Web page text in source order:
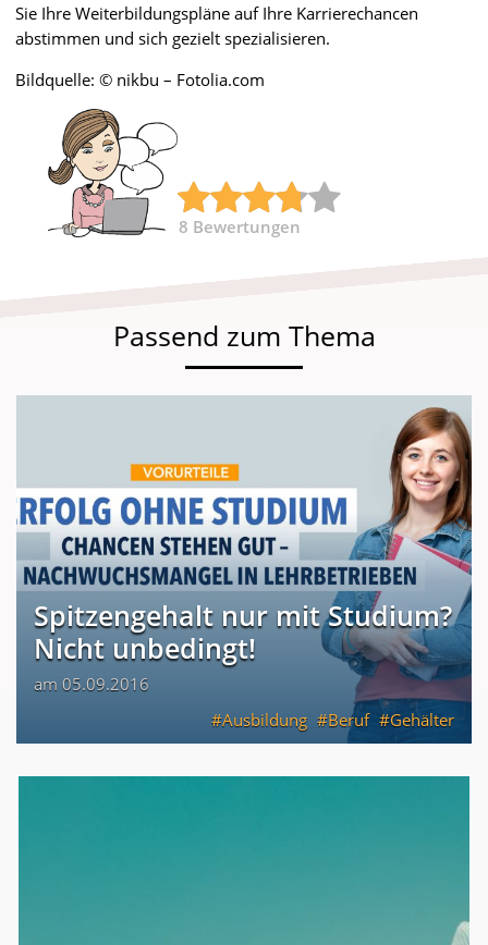
Sie Ihre Weiterbildungspläne auf Ihre Karrierechancen
abstimmen und sich gezielt spezialisieren.
Bildquelle: © nikbu – Fotolia.com
8 Bewertungen
Passend zum Thema
Spitzengehalt nur mit Studium?
Nicht unbedingt!
am 05.09.2016
Ausbildung
Beruf Gehälter